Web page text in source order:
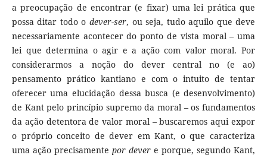
a preocupação de encontrar (e fixar) uma lei prática que
possa ditar todo o dever-ser, ou seja, tudo aquilo que deve
necessariamente acontecer do ponto de vista moral – uma
lei que determina o agir e a ação com valor moral. Por
considerarmos a noção do dever central no (e ao)
pensamento prático kantiano e com o intuito de tentar
oferecer uma elucidação dessa busca (e desenvolvimento)
de Kant pelo princípio supremo da moral – os fundamentos
da ação detentora de valor moral – buscaremos aqui expor
o próprio conceito de dever em Kant, o que caracteriza
uma ação precisamente por dever e porque, segundo Kant,